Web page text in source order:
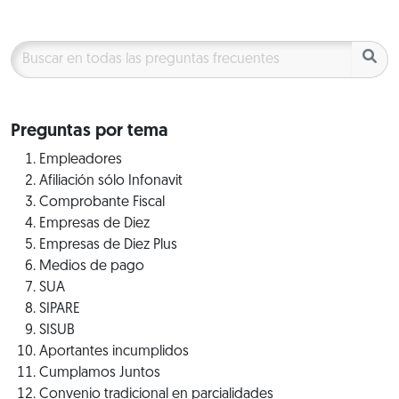
Preguntas por tema
Empleadores
Afiliación sólo Infonavit
Comprobante Fiscal
Empresas de Diez
Empresas de Diez Plus
Medios de pago
SUA
SIPARE
SISUB
Aportantes incumplidos
Cumplamos Juntos
Convenio tradicional en parcialidades